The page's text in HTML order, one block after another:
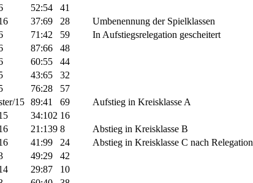
52:54
41
37:69 28
Umbenennung der Spielklassen
71:42 59
In Aufstiegsrelegation gescheitert
87:66
48
60:55
44
43:65
32
76:28
57
15 89:41 69
Aufstieg in Kreisklasse A
34:102 16
21:139 8
Abstieg in Kreisklasse B
41:99 24
Abstieg in Kreisklasse C nach Relegation
49:29
42
29:87
10